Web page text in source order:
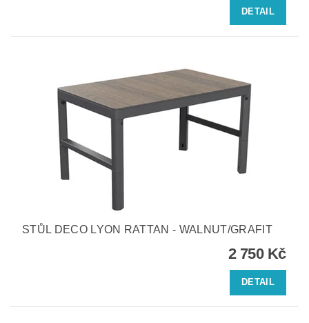
DETAIL
STŮL DECO LYON RATTAN - WALNUT/GRAFIT
2 750 Kč
DETAIL